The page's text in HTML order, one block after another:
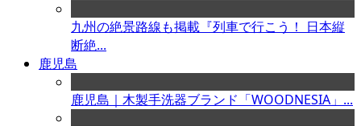
九州の絶景路線も掲載『列車で行こう！ 日本縦
断絶...
鹿児島
鹿児島｜木製手洗器ブランド「WOODNESIA」...